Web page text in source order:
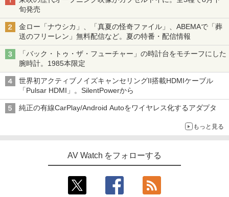
旬発売
金ロー「ナウシカ」、「真夏の怪奇ファイル」、ABEMAで「葬
送のフリーレン」無料配信など。夏の特番・配信情報
「バック・トゥ・ザ・フューチャー」の時計台をモチーフにした
腕時計。1985本限定
世界初アクティブノイズキャンセリングII搭載HDMIケーブル
「Pulsar HDMI」。SilentPowerから
純正の有線CarPlay/Android Autoをワイヤレス化するアダプタ
もっと見る
AV Watch をフォローする